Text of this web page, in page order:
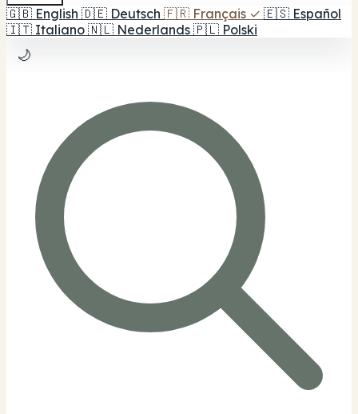
🇬🇧 English 🇩🇪 Deutsch 🇫🇷 Français ✓ 🇪🇸 Español
🇮🇹 Italiano 🇳🇱 Nederlands 🇵🇱 Polski
🌙